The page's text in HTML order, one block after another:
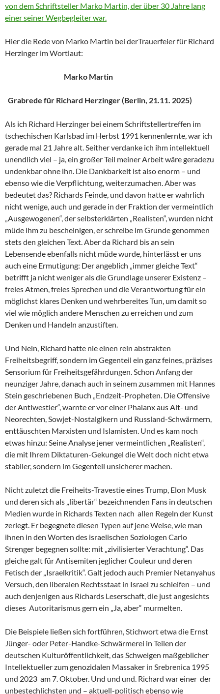
von dem Schriftsteller Marko Martin, der über 30 Jahre lang
einer seiner Wegbegleiter war.
Hier die Rede von Marko Martin bei derTrauerfeier für Richard
Herzinger im Wortlaut:
Marko Martin
Grabrede für Richard Herzinger (Berlin, 21.11. 2025)
Als ich Richard Herzinger bei einem Schriftstellertreffen im
tschechischen Karlsbad im Herbst 1991 kennenlernte, war ich
gerade mal 21 Jahre alt. Seither verdanke ich ihm intellektuell
unendlich viel – ja, ein großer Teil meiner Arbeit wäre geradezu
undenkbar ohne ihn. Die Dankbarkeit ist also enorm – und
ebenso wie die Verpflichtung, weiterzumachen. Aber was
bedeutet das? Richards Feinde, und davon hatte er wahrlich
nicht wenige, auch und gerade in der Fraktion der vermeintlich
„Ausgewogenen“, der selbsterklärten „Realisten“, wurden nicht
müde ihm zu bescheinigen, er schreibe im Grunde genommen
stets den gleichen Text. Aber da Richard bis an sein
Lebensende ebenfalls nicht müde wurde, hinterlässt er uns
auch eine Ermutigung: Der angeblich „immer gleiche Text“
betrifft ja nicht weniger als die Grundlage unserer Existenz –
freies Atmen, freies Sprechen und die Verantwortung für ein
möglichst klares Denken und wehrbereites Tun, um damit so
viel wie möglich andere Menschen zu erreichen und zum
Denken und Handeln anzustiften.
Und Nein, Richard hatte nie einen rein abstrakten
Freiheitsbegriff, sondern im Gegenteil ein ganz feines, präzises
Sensorium für Freiheitsgefährdungen. Schon Anfang der
neunziger Jahre, danach auch in seinem zusammen mit Hannes
Stein geschriebenen Buch „Endzeit-Propheten. Die Offensive
der Antiwestler“, warnte er vor einer Phalanx aus Alt- und
Neorechten, Sowjet-Nostalgikern und Russland-Schwärmern,
enttäuschten Marxisten und Islamisten. Und es kam noch
etwas hinzu: Seine Analyse jener vermeintlichen „Realisten“,
die mit Ihrem Diktaturen-Gekungel die Welt doch nicht etwa
stabiler, sondern im Gegenteil unsicherer machen.
Nicht zuletzt die Freiheits-Travestie eines Trump, Elon Musk
und deren sich als „libertär“ bezeichnenden Fans in deutschen
Medien wurde in Richards Texten nach allen Regeln der Kunst
zerlegt. Er begegnete diesen Typen auf jene Weise, wie man
ihnen in den Worten des israelischen Soziologen Carlo
Strenger begegnen sollte: mit „zivilisierter Verachtung“. Das
gleiche galt für Antisemiten jeglicher Couleur und deren
Fetisch der „Israelkritik“. Galt jedoch auch Premier Netanyahus
Versuch, den liberalen Rechtsstaat in Israel zu schleifen – und
auch denjenigen aus Richards Leserschaft, die just angesichts
dieses Autoritarismus gern ein „Ja, aber“ murmelten.
Die Beispiele ließen sich fortführen, Stichwort etwa die Ernst
Jünger- oder Peter-Handke-Schwärmerei in Teilen der
deutschen Kulturöffentlichkeit, das Schweigen maßgeblicher
Intellektueller zum genozidalen Massaker in Srebrenica 1995
und 2023 am 7. Oktober. Und und und. Richard war einer der
unbestechlichsten und – aktuell-politisch ebenso wie